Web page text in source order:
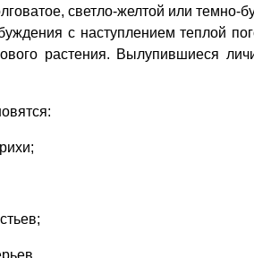
светло-желтой или темно-
с наступлением теплой
растения. Вылупившиеся